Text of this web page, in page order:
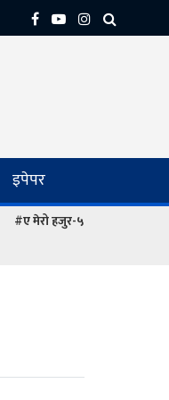
इपेपर
#ए मेरो हजुर-५